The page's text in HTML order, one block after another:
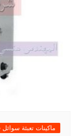
ماكينات تعبئة